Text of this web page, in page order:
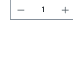
Ilość